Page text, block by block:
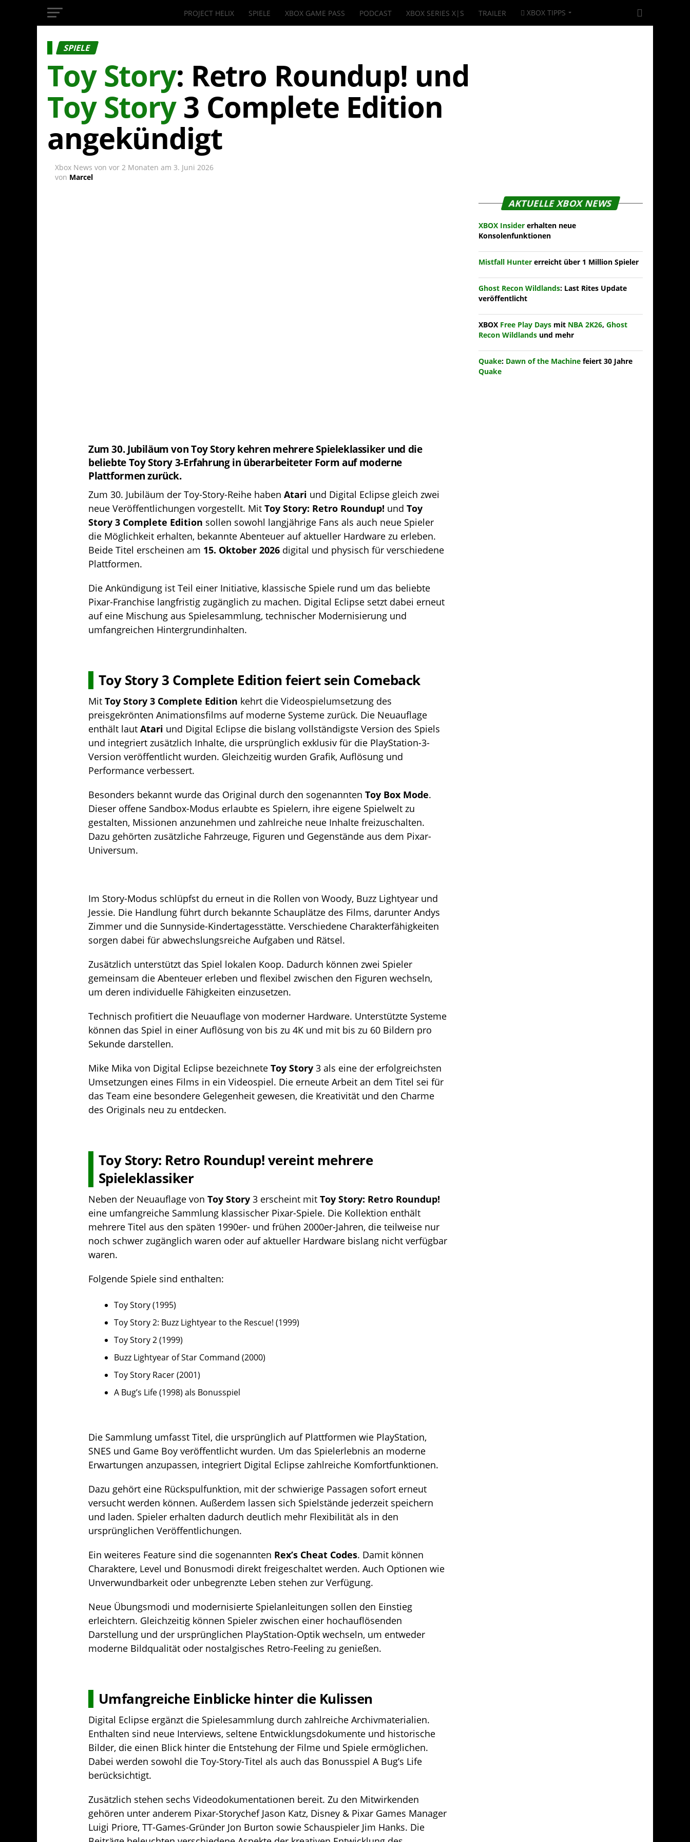
InsideXbox.de
PROJECT HELIX SPIELE XBOX GAME PASS PODCAST XBOX SERIES X|S TRAILER XBOX TIPPS
SPIELE
Toy Story: Retro Roundup! und
Toy Story3 Complete Edition
angekündigt
Xbox News von vor 2 Monaten am 3. Juni 2026
von Marcel
Zum 30. Jubiläum von Toy Story kehren mehrere Spieleklassiker und die
beliebte Toy Story 3-Erfahrung in überarbeiteter Form auf moderne
Plattformen zurück.
Zum 30. Jubiläum der Toy-Story-Reihe haben Atari und Digital Eclipse gleich zwei
neue Veröffentlichungen vorgestellt. Mit Toy Story: Retro Roundup! und Toy
Story 3 Complete Edition sollen sowohl langjährige Fans als auch neue Spieler
die Möglichkeit erhalten, bekannte Abenteuer auf aktueller Hardware zu erleben.
Beide Titel erscheinen am 15. Oktober 2026 digital und physisch für verschiedene
Plattformen.
Die Ankündigung ist Teil einer Initiative, klassische Spiele rund um das beliebte
Pixar-Franchise langfristig zugänglich zu machen. Digital Eclipse setzt dabei erneut
auf eine Mischung aus Spielesammlung, technischer Modernisierung und
umfangreichen Hintergrundinhalten.
Toy Story 3 Complete Edition feiert sein Comeback
Mit Toy Story 3 Complete Edition kehrt die Videospielumsetzung des
preisgekrönten Animationsfilms auf moderne Systeme zurück. Die Neuauflage
enthält laut Atari und Digital Eclipse die bislang vollständigste Version des Spiels
und integriert zusätzlich Inhalte, die ursprünglich exklusiv für die PlayStation-3-
Version veröffentlicht wurden. Gleichzeitig wurden Grafik, Auflösung und
Performance verbessert.
Besonders bekannt wurde das Original durch den sogenannten Toy Box Mode.
Dieser offene Sandbox-Modus erlaubte es Spielern, ihre eigene Spielwelt zu
gestalten, Missionen anzunehmen und zahlreiche neue Inhalte freizuschalten.
Dazu gehörten zusätzliche Fahrzeuge, Figuren und Gegenstände aus dem Pixar-
Universum.
Im Story-Modus schlüpfst du erneut in die Rollen von Woody, Buzz Lightyear und
Jessie. Die Handlung führt durch bekannte Schauplätze des Films, darunter Andys
Zimmer und die Sunnyside-Kindertagesstätte. Verschiedene Charakterfähigkeiten
sorgen dabei für abwechslungsreiche Aufgaben und Rätsel.
Zusätzlich unterstützt das Spiel lokalen Koop. Dadurch können zwei Spieler
gemeinsam die Abenteuer erleben und flexibel zwischen den Figuren wechseln,
um deren individuelle Fähigkeiten einzusetzen.
Technisch profitiert die Neuauflage von moderner Hardware. Unterstützte Systeme
können das Spiel in einer Auflösung von bis zu 4K und mit bis zu 60 Bildern pro
Sekunde darstellen.
Mike Mika von Digital Eclipse bezeichnete Toy Story 3 als eine der erfolgreichsten
Umsetzungen eines Films in ein Videospiel. Die erneute Arbeit an dem Titel sei für
das Team eine besondere Gelegenheit gewesen, die Kreativität und den Charme
des Originals neu zu entdecken.
Toy Story: Retro Roundup! vereint mehrere
Spieleklassiker
Neben der Neuauflage von Toy Story 3 erscheint mit Toy Story: Retro Roundup!
eine umfangreiche Sammlung klassischer Pixar-Spiele. Die Kollektion enthält
mehrere Titel aus den späten 1990er- und frühen 2000er-Jahren, die teilweise nur
noch schwer zugänglich waren oder auf aktueller Hardware bislang nicht verfügbar
waren.
Folgende Spiele sind enthalten:
Toy Story (1995)
Toy Story 2: Buzz Lightyear to the Rescue! (1999)
Toy Story 2 (1999)
Buzz Lightyear of Star Command (2000)
Toy Story Racer (2001)
A Bug’s Life (1998) als Bonusspiel
Die Sammlung umfasst Titel, die ursprünglich auf Plattformen wie PlayStation,
SNES und Game Boy veröffentlicht wurden. Um das Spielerlebnis an moderne
Erwartungen anzupassen, integriert Digital Eclipse zahlreiche Komfortfunktionen.
Dazu gehört eine Rückspulfunktion, mit der schwierige Passagen sofort erneut
versucht werden können. Außerdem lassen sich Spielstände jederzeit speichern
und laden. Spieler erhalten dadurch deutlich mehr Flexibilität als in den
ursprünglichen Veröffentlichungen.
Ein weiteres Feature sind die sogenannten Rex’s Cheat Codes. Damit können
Charaktere, Level und Bonusmodi direkt freigeschaltet werden. Auch Optionen wie
Unverwundbarkeit oder unbegrenzte Leben stehen zur Verfügung.
Neue Übungsmodi und modernisierte Spielanleitungen sollen den Einstieg
erleichtern. Gleichzeitig können Spieler zwischen einer hochauflösenden
Darstellung und der ursprünglichen PlayStation-Optik wechseln, um entweder
moderne Bildqualität oder nostalgisches Retro-Feeling zu genießen.
Umfangreiche Einblicke hinter die Kulissen
Digital Eclipse ergänzt die Spielesammlung durch zahlreiche Archivmaterialien.
Enthalten sind neue Interviews, seltene Entwicklungsdokumente und historische
Bilder, die einen Blick hinter die Entstehung der Filme und Spiele ermöglichen.
Dabei werden sowohl die Toy-Story-Titel als auch das Bonusspiel A Bug’s Life
berücksichtigt.
Zusätzlich stehen sechs Videodokumentationen bereit. Zu den Mitwirkenden
gehören unter anderem Pixar-Storychef Jason Katz, Disney & Pixar Games Manager
Luigi Priore, TT-Games-Gründer Jon Burton sowie Schauspieler Jim Hanks. Die
AKTUELLE XBOX NEWS
XBOX Insider erhalten neue
Konsolenfunktionen
Mistfall Hunter erreicht über 1 Million Spieler
Ghost Recon Wildlands: Last Rites Update
veröffentlicht
XBOX Free Play Days mit NBA 2K26, Ghost
Recon Wildlands und mehr
Quake: Dawn of the Machine feiert 30 Jahre
Quake